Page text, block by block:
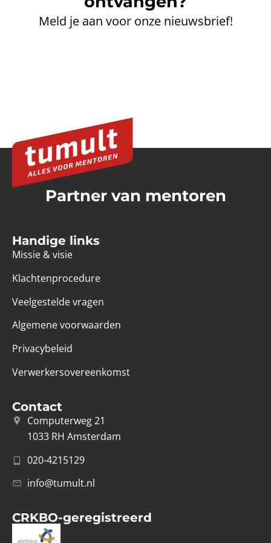
Meld je aan voor onze nieuwsbrief!
Partner van mentoren
Handige links
Missie & visie
Klachtenprocedure
Veelgestelde vragen
Algemene voorwaarden
Privacybeleid
Verwerkersovereenkomst
Contact
Computerweg 21
1033 RH Amsterdam
020-4215129
info@tumult.nl
CRKBO-geregistreerd